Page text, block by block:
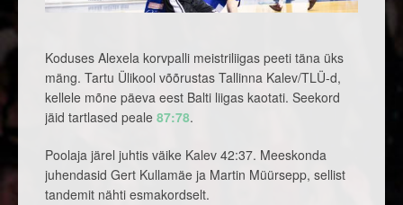
Koduses Alexela korvpalli meistriliigas peeti täna üks
mäng. Tartu Ülikool võõrustas Tallinna Kalev/TLÜ-d,
kellele mõne päeva eest Balti liigas kaotati. Seekord
jäid tartlased peale 87:78.
Poolaja järel juhtis väike Kalev 42:37. Meeskonda
juhendasid Gert Kullamäe ja Martin Müürsepp, sellist
tandemit nähti esmakordselt.